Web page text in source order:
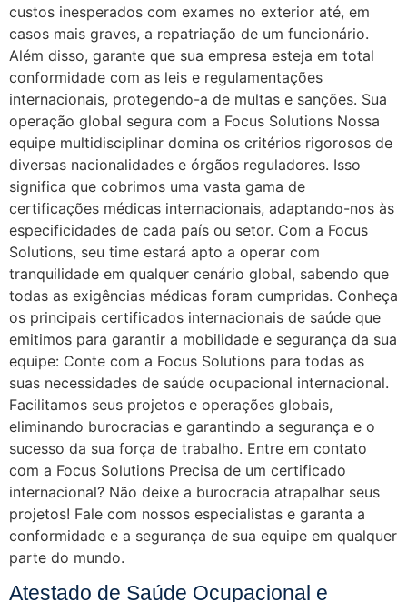
custos inesperados com exames no exterior até, em
casos mais graves, a repatriação de um funcionário.
Além disso, garante que sua empresa esteja em total
conformidade com as leis e regulamentações
internacionais, protegendo-a de multas e sanções. Sua
operação global segura com a Focus Solutions Nossa
equipe multidisciplinar domina os critérios rigorosos de
diversas nacionalidades e órgãos reguladores. Isso
significa que cobrimos uma vasta gama de
certificações médicas internacionais, adaptando-nos às
especificidades de cada país ou setor. Com a Focus
Solutions, seu time estará apto a operar com
tranquilidade em qualquer cenário global, sabendo que
todas as exigências médicas foram cumpridas. Conheça
os principais certificados internacionais de saúde que
emitimos para garantir a mobilidade e segurança da sua
equipe: Conte com a Focus Solutions para todas as
suas necessidades de saúde ocupacional internacional.
Facilitamos seus projetos e operações globais,
eliminando burocracias e garantindo a segurança e o
sucesso da sua força de trabalho. Entre em contato
com a Focus Solutions Precisa de um certificado
internacional? Não deixe a burocracia atrapalhar seus
projetos! Fale com nossos especialistas e garanta a
conformidade e a segurança de sua equipe em qualquer
parte do mundo.
Atestado de Saúde Ocupacional e